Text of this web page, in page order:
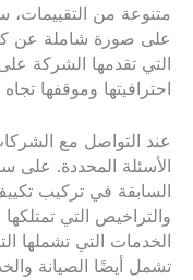
متنوعة من التقييمات،
على صورة شاملة عن
التي تقدمها الشركة
احترافيتها وموقفها
عند التواصل مع
الأسئلة المحددة. على
السابقة في تركيب
والتراخيص التي
الخدمات التي تشملها
تشمل أيضًا الصيانة